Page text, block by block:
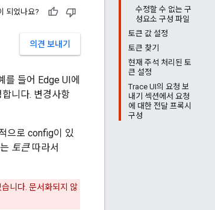
수정할 수 없는 구
성요소 구성 파일
토큰 값 설정
토큰 찾기
현재 주석 처리된 토
큰 설정
Trace UI의 요청 보
내기 섹션에서 요청
에 대한 전달 프록시
구성
되었나요?
의견 보내기
를 들어 Edge UI에
니다. 변경사항
으로 config이 있
토큰따라서
니다. 문서화되지 않